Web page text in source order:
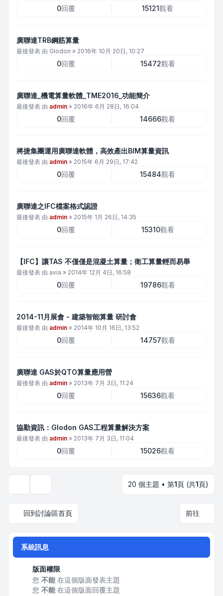
0回覆 15121觀看
廣聯達TRB鋼筋算量
最後發表 由 Glodon » 2016年 10月 20日, 10:27
0回覆 15472觀看
廣聯達_機電算量軟體_TME2016_功能簡介
最後發表 由 admin » 2016年 6月 28日, 16:04
0回覆 14666觀看
將捷集團運用廣聯達軟體，高效產出BIM算量資訊
最後發表 由 admin » 2015年 6月 29日, 17:42
0回覆 15484觀看
廣聯達之IFC檔案格式認證
最後發表 由 admin » 2015年 1月 26日, 14:35
0回覆 15310觀看
【IFC】讓TAS 不僅僅是混凝土算量；衛工算量輕而易舉
最後發表 由 avia » 2014年 12月 4日, 16:58
0回覆 19786觀看
2014-11月展會 - 建築智能算量 研討會
最後發表 由 admin » 2014年 10月 16日, 13:52
0回覆 14757觀看
廣聯達 GAS於QTO算量應用營
最後發表 由 admin » 2013年 7月 3日, 11:24
0回覆 15636觀看
協勤資訊：Glodon GAS工程算量解決方案
最後發表 由 admin » 2013年 7月 3日, 11:04
0回覆 15026觀看
20 個主題 • 第1頁 (共1頁)
回到討論區首頁 前往
系統訊息
版面權限
您 不能在這個版面發表主題
您 不能在這個版面回覆主題